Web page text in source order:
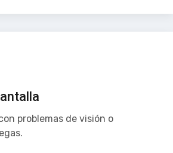
problemas de visión o